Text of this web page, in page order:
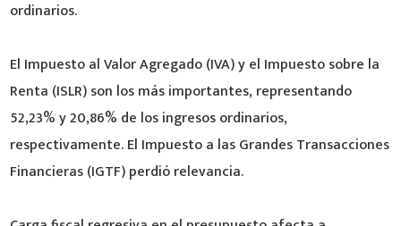
ordinarios.
El Impuesto al Valor Agregado (IVA) y el Impuesto sobre la
Renta (ISLR) son los más importantes, representando
52,23% y 20,86% de los ingresos ordinarios,
respectivamente. El Impuesto a las Grandes Transacciones
Financieras (IGTF) perdió relevancia.